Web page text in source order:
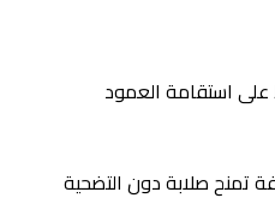
استقامة العمود
تمنح صلابة دون التضحية